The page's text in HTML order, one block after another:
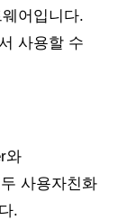
어입니다.
사용할 수
와
사용자친화
.